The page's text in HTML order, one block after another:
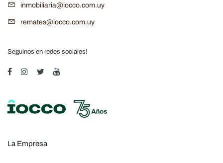
inmobiliaria@iocco.com.uy
remates@iocco.com.uy
Seguinos en redes sociales!
La Empresa